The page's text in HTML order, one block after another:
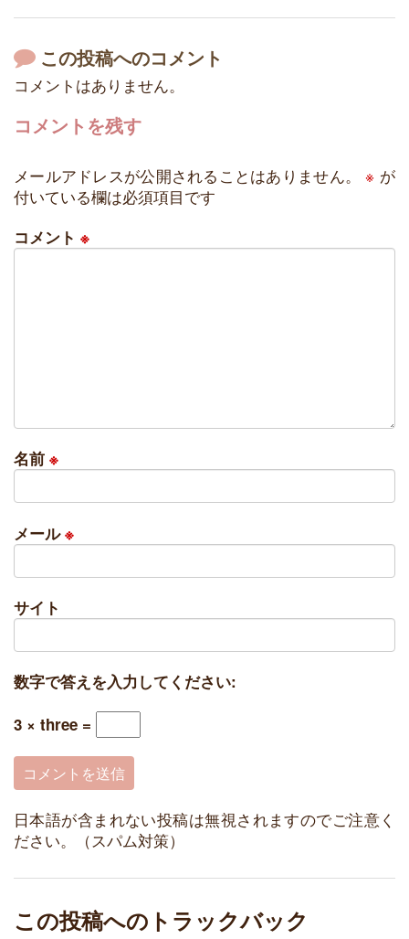
この投稿へのコメント
コメントはありません。
コメントを残す
メールアドレスが公開されることはありません。 ※ が
付いている欄は必須項目です
コメント ※
名前 ※
メール※
サイト
数字で答えを入力してください:
3 × three =
日本語が含まれない投稿は無視されますのでご注意く
ださい。（スパム対策）
この投稿へのトラックバック